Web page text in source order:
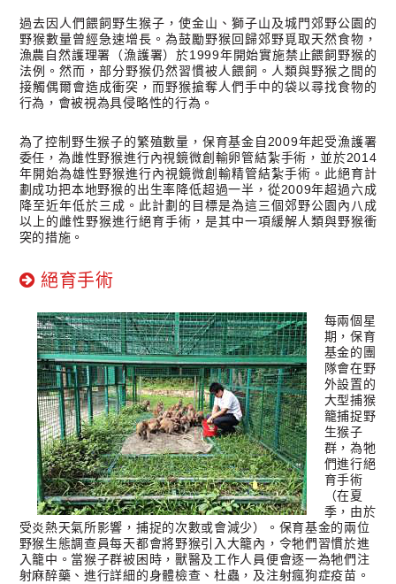
過去因人們餵飼野生猴子，使金山、獅子山及城門郊野公園的
野猴數量曾經急速增長。為鼓勵野猴回歸郊野覓取天然食物，
漁農自然護理署（漁護署）於1999年開始實施禁止餵飼野猴的
法例。然而，部分野猴仍然習慣被人餵飼。人類與野猴之間的
接觸偶爾會造成衝突，而野猴搶奪人們手中的袋以尋找食物的
行為，會被視為具侵略性的行為。
為了控制野生猴子的繁殖數量，保育基金自2009年起受漁護署
委任，為雌性野猴進行內視鏡微創輸卵管結紮手術，並於2014
年開始為雄性野猴進行內視鏡微創輸精管結紮手術。此絕育計
劃成功把本地野猴的出生率降低超過一半，從2009年超過六成
降至近年低於三成。此計劃的目標是為這三個郊野公園內八成
以上的雌性野猴進行絕育手術，是其中一項緩解人類與野猴衝
突的措施。
絕育手術
每兩個星
期，保育
基金的團
隊會在野
外設置的
大型捕猴
籠捕捉野
生猴子
群，為牠
們進行絕
育手術
（在夏
季，由於
受炎熱天氣所影響，捕捉的次數或會減少）。保育基金的兩位
野猴生態調查員每天都會將野猴引入大籠內，令牠們習慣於進
入籠中。當猴子群被困時，獸醫及工作人員便會逐一為牠們注
射麻醉藥、進行詳細的身體檢查、杜蟲，及注射瘋狗症疫苗。